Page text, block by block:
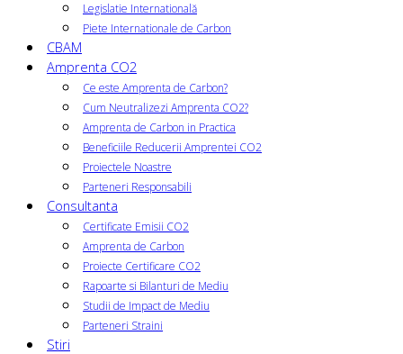
Legislatie Internatională
Piete Internationale de Carbon
CBAM
Amprenta CO2
Ce este Amprenta de Carbon?
Cum Neutralizezi Amprenta CO2?
Amprenta de Carbon in Practica
Beneficiile Reducerii Amprentei CO2
Proiectele Noastre
Parteneri Responsabili
Consultanta
Certificate Emisii CO2
Amprenta de Carbon
Proiecte Certificare CO2
Rapoarte si Bilanturi de Mediu
Studii de Impact de Mediu
Parteneri Straini
Stiri